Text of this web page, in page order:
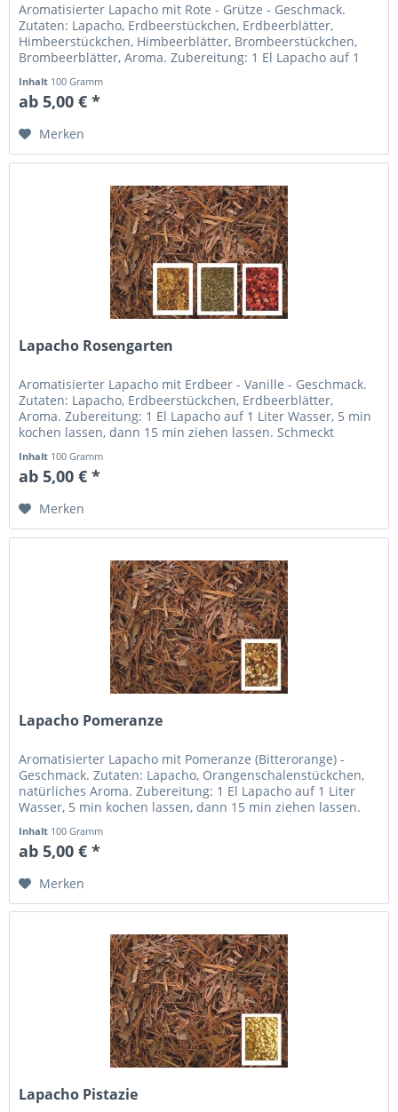
Aromatisierter Lapacho mit Rote - Grütze - Geschmack.
Zutaten: Lapacho, Erdbeerstückchen, Erdbeerblätter,
Himbeerstückchen, Himbeerblätter, Brombeerstückchen,
Brombeerblätter, Aroma. Zubereitung: 1 El Lapacho auf 1
Inhalt 100 Gramm
ab 5,00 € *
Merken
Lapacho Rosengarten
Aromatisierter Lapacho mit Erdbeer - Vanille - Geschmack.
Zutaten: Lapacho, Erdbeerstückchen, Erdbeerblätter,
Aroma. Zubereitung: 1 El Lapacho auf 1 Liter Wasser, 5 min
kochen lassen, dann 15 min ziehen lassen. Schmeckt
Inhalt 100 Gramm
ab 5,00 € *
Merken
Lapacho Pomeranze
Aromatisierter Lapacho mit Pomeranze (Bitterorange) -
Geschmack. Zutaten: Lapacho, Orangenschalenstückchen,
natürliches Aroma. Zubereitung: 1 El Lapacho auf 1 Liter
Wasser, 5 min kochen lassen, dann 15 min ziehen lassen.
Inhalt 100 Gramm
ab 5,00 € *
Merken
Lapacho Pistazie